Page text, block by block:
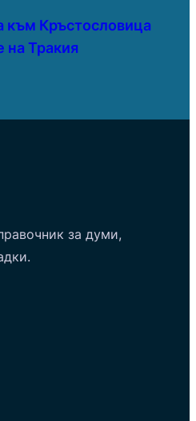
към Кръстословица
на Тракия
за думи,